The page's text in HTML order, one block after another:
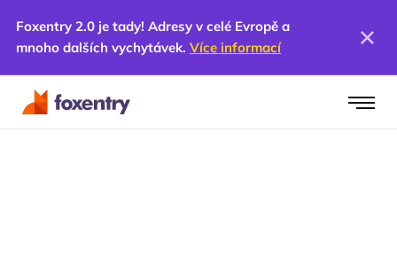
Foxentry 2.0 je tady! Adresy v celé Evropě a
mnoho dalších vychytávek. Více informací